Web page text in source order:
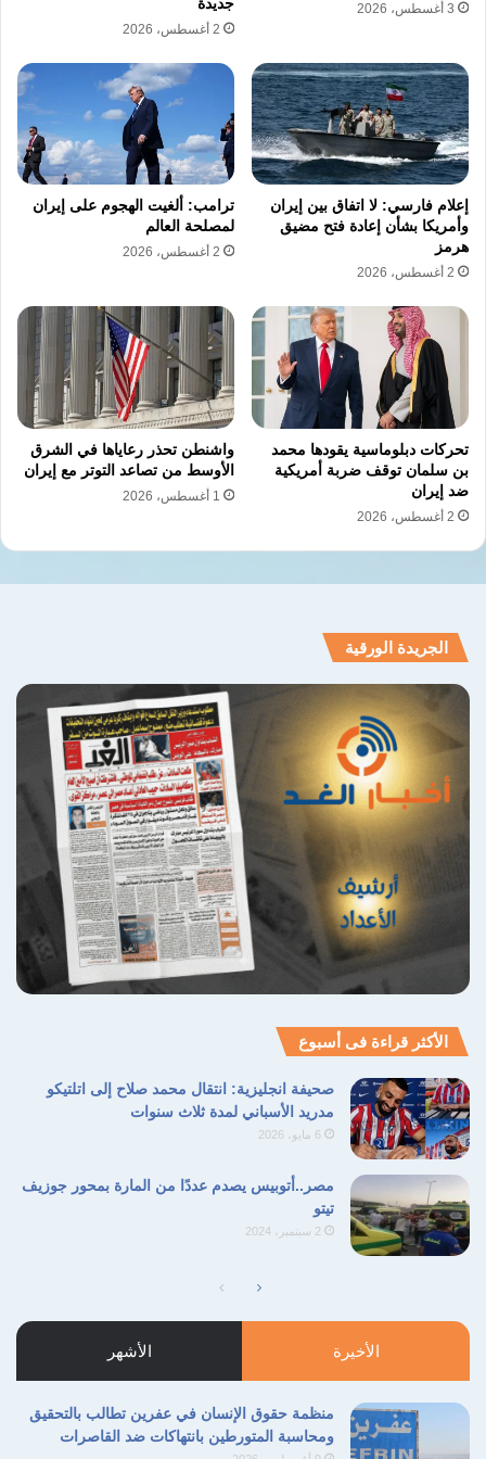
3 أغسطس، 2026
2 أغسطس، 2026
إعلام فارسي: لا اتفاق بين إيران
وأمريكا بشأن إعادة فتح مضيق
هرمز
2 أغسطس، 2026
ترامب: ألغيت الهجوم على إيران
لمصلحة العالم
2 أغسطس، 2026
تحركات دبلوماسية يقودها محمد
بن سلمان توقف ضربة أمريكية
ضد إيران
2 أغسطس، 2026
واشنطن تحذر رعاياها في الشرق
الأوسط من تصاعد التوتر مع إيران
1 أغسطس، 2026
الجريدة الورقية
الأكثر قراءة فى أسبوع
صحيفة انجليزية: انتقال محمد صلاح إلى اتلتيكو
مدريد الأسباني لمدة ثلاث سنوات
6 مايو، 2026
مصر..أتوبيس يصدم عددًا من المارة بمحور جوزيف
تيتو
2 سبتمبر، 2024
الصفحةالصفحة
الأخيرة الأشهر
منظمة حقوق الإنسان في عفرين تطالب بالتحقيق
ومحاسبة المتورطين بانتهاكات ضد القاصرات